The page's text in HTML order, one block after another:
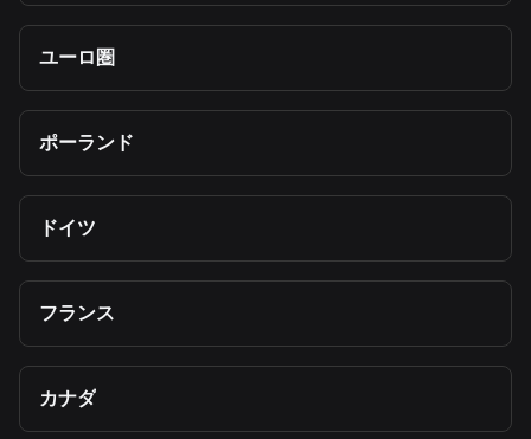
ユーロ圏
ポーランド
ドイツ
フランス
カナダ